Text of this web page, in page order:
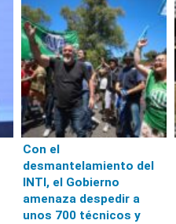
Con el
desmantelamiento del
INTI, el Gobierno
amenaza despedir a
unos 700 técnicos y